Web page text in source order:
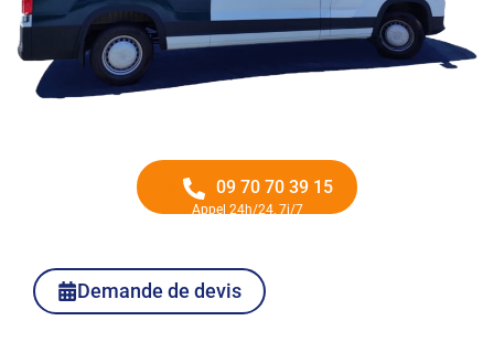
09 70 70 39 15
Appel 24h/24, 7j/7
Demande de devis